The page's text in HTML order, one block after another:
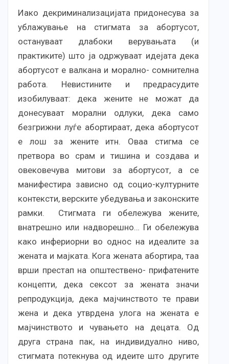
Иако декриминализацијата придонесува за
ублажување на стигмата за абортусот,
остануваат длабоки верувањата (и
практиките) што ја одржуваат идејата дека
абортусот е валкана и морално- сомнителна
работа. Невистините и предрасудите
изобилуваат: дека жените не можат да
донесуваат морални одлуки, дека само
безгрижни луѓе абортираат, дека абортусот
е лош за жените итн. Оваа стигма се
претвора во срам и тишина и создава и
овековечува митови за абортусот, а се
манифестира зависно од социо-културните
контексти, верските убедувања и законските
рамки. Стигмата ги обележува жените,
внатрешно или надворешно… Ги обележува
како инфериорни во однос на идеалите за
жената и мајката. Кога жената абортира, таа
врши престап на општествено- прифатените
концепти, дека сексот за жената значи
репродукција, дека мајчинството те прави
жена и дека утврдена улога на жената е
мајчинството и чувањето на децата. Од
друга страна пак, на индивидуално ниво,
стигмата потекнува од идеите што другите